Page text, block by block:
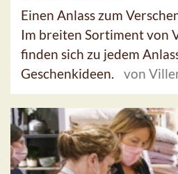
Einen Anlass zum
Im breiten Sortiment von
finden sich zu jedem
Geschenkideen.
von